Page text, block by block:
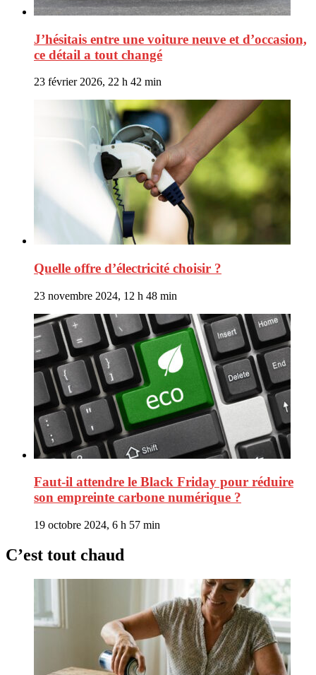
J’hésitais entre une voiture neuve et d’occasion,
ce détail a tout changé
23 février 2026, 22 h 42 min
Quelle offre d’électricité choisir ?
23 novembre 2024, 12 h 48 min
Faut-il attendre le Black Friday pour réduire
son empreinte carbone numérique ?
19 octobre 2024, 6 h 57 min
C’est tout chaud